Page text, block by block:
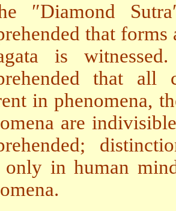
″Diamond
that
is
that all
in phenomena,
are
only in human